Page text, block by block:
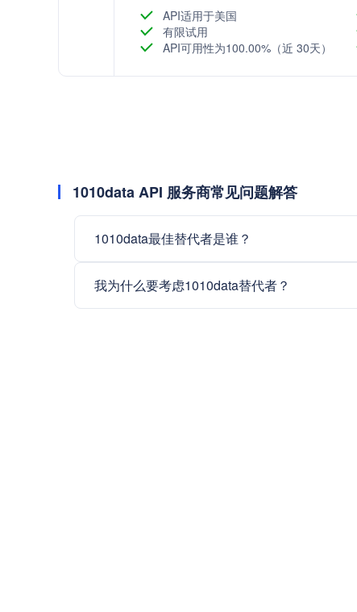
API适用于美国
有限试用
API可用性为100.00%（近 30天）
1010data API 服务商常见问题解答
1010data最佳替代者是谁？
我为什么要考虑1010data替代者？